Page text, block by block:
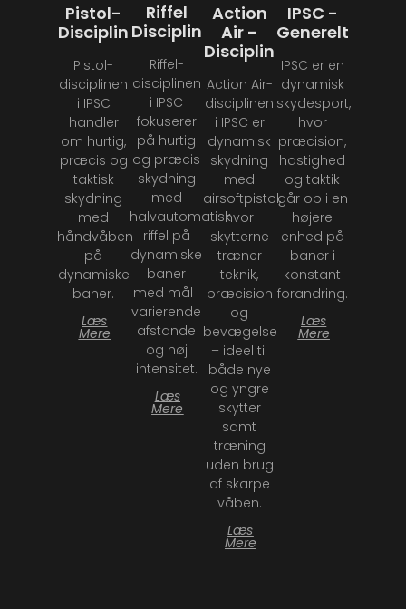
Pistol-
Disciplin
Pistol-
disciplinen
i IPSC
handler
om hurtig,
præcis og
taktisk
skydning
med
håndvåben
på
dynamiske
baner.
Læs
Mere
Riffel
Disciplin
Riffel-
disciplinen
i IPSC
fokuserer
på hurtig
og præcis
skydning
med
halvautomatisk
riffel på
dynamiske
baner
med mål i
varierende
afstande
og høj
intensitet.
Læs
Mere
Action
Air -
Disciplin
Action Air-
disciplinen
i IPSC er
dynamisk
skydning
med
airsoftpistol,
hvor
skytterne
træner
teknik,
præcision
og
bevægelse
– ideel til
både nye
og yngre
skytter
samt
træning
uden brug
af skarpe
våben.
Læs
Mere
IPSC -
Generelt
IPSC er en
dynamisk
skydesport,
hvor
præcision,
hastighed
og taktik
går op i en
højere
enhed på
baner i
konstant
forandring.
Læs
Mere